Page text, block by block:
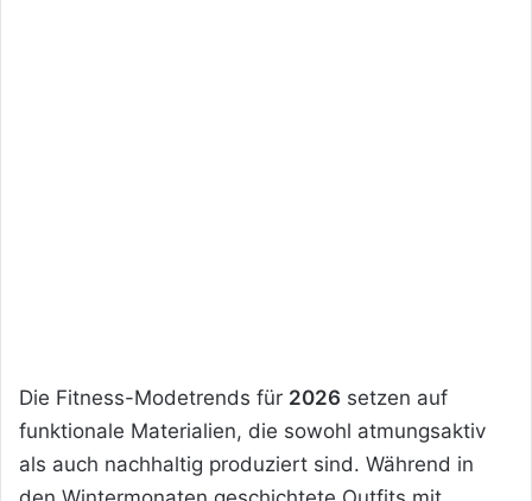
Die Fitness-Modetrends für 2026 setzen auf
funktionale Materialien, die sowohl atmungsaktiv
als auch nachhaltig produziert sind. Während in